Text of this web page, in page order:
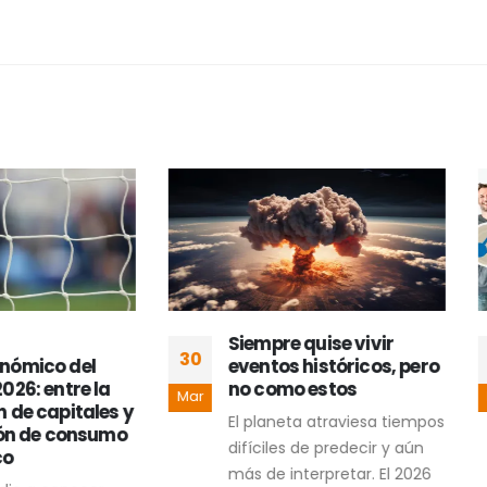
eventos históricos, pero
no como estos
El planeta atraviesa tiempos
difíciles de predecir y aún
30
Mar
Comunicación
gubernamental y
ilusión del mensaje
uniforme
La comunicación
gubernamental